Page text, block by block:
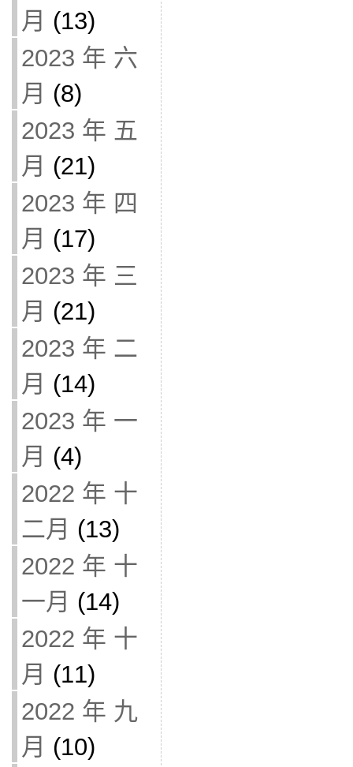
月 (13)
2023 年 六
月 (8)
2023 年 五
月 (21)
2023 年 四
月 (17)
2023 年 三
月 (21)
2023 年 二
月 (14)
2023 年 一
月 (4)
2022 年 十
二月 (13)
2022 年 十
一月 (14)
2022 年 十
月 (11)
2022 年 九
月 (10)